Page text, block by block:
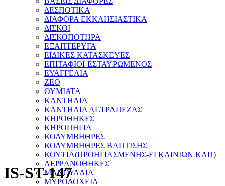
ΔΕΣΠΟΤΙΚΑ
ΔΙΑΦΟΡΑ ΕΚΚΛΗΣΙΑΣΤΙΚΑ
ΔΙΣΚΟΙ
ΔΙΣΚΟΠΟΤΗΡΑ
ΕΞΑΠΤΕΡΥΓΑ
ΕΙΔΙΚΕΣ ΚΑΤΑΣΚΕΥΕΣ
ΕΠΙΤΑΦΙΟΙ-ΕΣΤΑΥΡΩΜΕΝΟΣ
ΕΥΑΓΓΕΛΙΑ
ΖΕΟ
ΘΥΜΙΑΤΑ
ΚΑΝΤΗΛΙΑ
ΚΑΝΤΗΛΙΑ ΑΓ.ΤΡΑΠΕΖΑΣ
ΚΗΡΟΘΗΚΕΣ
ΚΗΡΟΠΗΓΙΑ
ΚΟΛΥΜΒΗΘΡΕΣ
ΚΟΛΥΜΒΗΘΡΕΣ ΒΑΠΤΙΣΗΣ
ΚΟΥΤΙΑ(ΠΡΟΗΓΙΑΣΜΕΝΗΣ-ΕΓΚΑΙΝΙΩΝ ΚΛΠ)
ΛΕΙΨΑΝΟΘΗΚΕΣ
ΜΑΝΟΥΑΛΙΑ
ΜΥΡΟΔΟΧΕΙΑ
IS-ST-147